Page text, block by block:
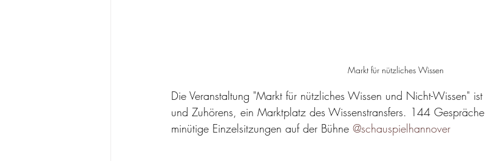
Markt für nützliches Wissen
Die Veranstaltung "Markt für nützliches Wissen und Nicht-Wissen"
und Zuhörens, ein Marktplatz des Wissenstransfers. 144
minütige Einzelsitzungen auf der Bühne @schauspielhannover